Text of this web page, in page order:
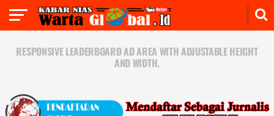
RESPONSIVE LEADERBOARD AD AREA WITH ADJUSTABLE HEIGHT
AND WIDTH.